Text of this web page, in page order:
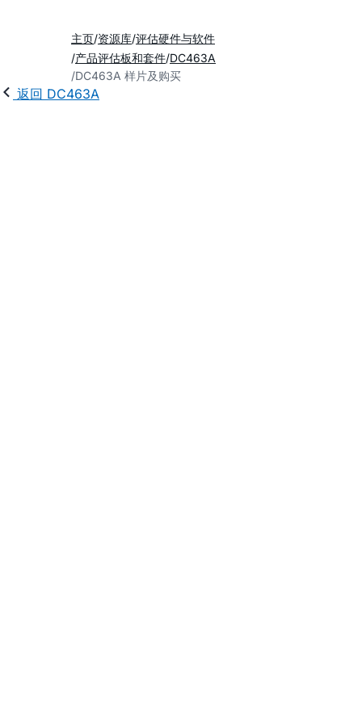
主页 资源库 评估硬件与软件
产品评估板和套件 DC463A
DC463A 样片及购买
返回 DC463A